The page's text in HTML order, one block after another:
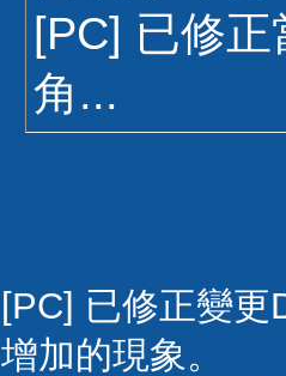
[PC] 已修
角...
[PC] 已修正變
增加的現象。